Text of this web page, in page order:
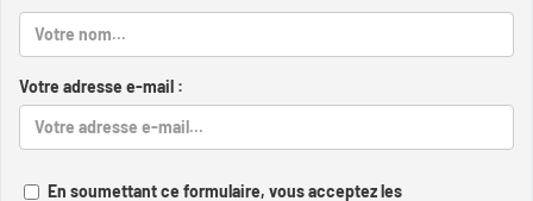
Votre adresse e-mail :
En soumettant ce formulaire, vous acceptez les